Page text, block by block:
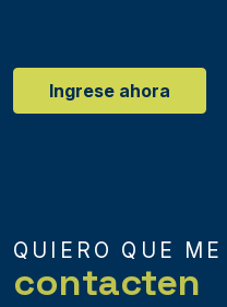
Ingrese ahora
QUIERO QUE ME
contacten